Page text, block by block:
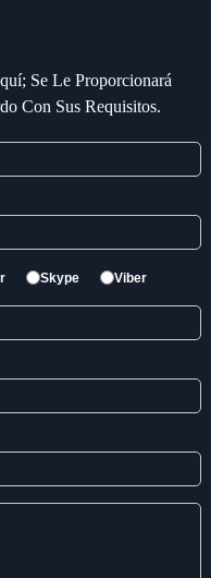
Se Le Proporcionará
Con Sus Requisitos.
Skype Viber